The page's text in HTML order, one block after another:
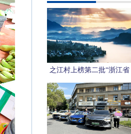
之江村上榜第二批“浙江省
艺术乡建特色村”